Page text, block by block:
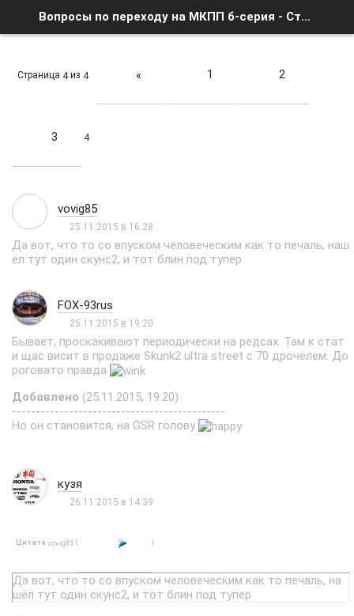
Вопросы по переходу на МКПП б-серия - Страница 4 - Список форумов
Страница 4из 4 « 1 2
3 4
vovig85
25.11.2015 в 16:28
Да вот, что то со впуском человеческим как то печаль, наш
ёл тут один скунс2, и тот блин под тупер
FOX-93rus
25.11.2015 в 19:20
Бывает, проскакивают периодически на редсах. Там к стат
и щас висит в продаже Skunk2 ultra street c 70 дрочелем. До
роговато правда
Добавлено (25.11.2015, 19:20)
---------------------------------------------
Но он становится, на GSR голову
кузя
26.11.2015 в 14:39
Цитата vovig85 ( )
Да вот, что то со впуском человеческим как то печаль, на
шёл тут один скунс2, и тот блин под тупер